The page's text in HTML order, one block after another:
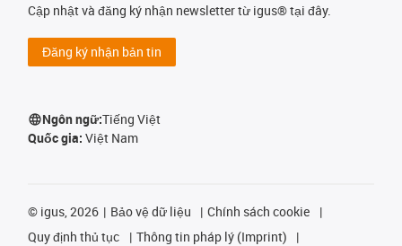
Cập nhật và đăng ký nhận newsletter từ igus® tại đây.
Đăng ký nhận bản tin
Ngôn ngữ:Tiếng Việt
Quốc gia: Việt Nam
© igus, 2026 Bảo vệ dữ liệu
Chính sách cookie
Quy định thủ tục
Thông tin pháp lý (Imprint)